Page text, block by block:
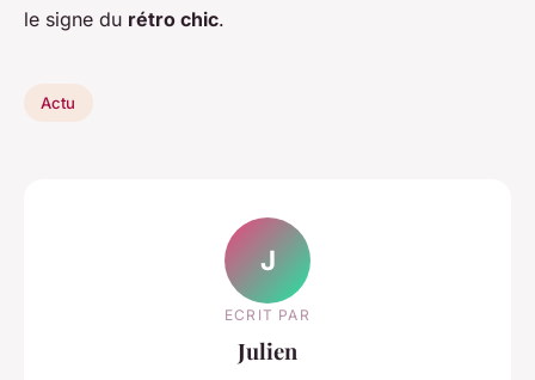
le signe du rétro chic.
Actu
J
ECRIT PAR
Julien